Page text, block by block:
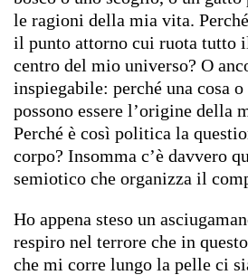
le ragioni della mia vita.
il punto attorno cui ruota tutto
centro del mio universo? O
inspiegabile: perché una cosa
possono essere l’origine della
Perché è così politica la
corpo? Insomma c’è davvero
semiotico che organizza il
Ho appena steso un
respiro nel terrore che in
che mi corre lungo la pelle ci